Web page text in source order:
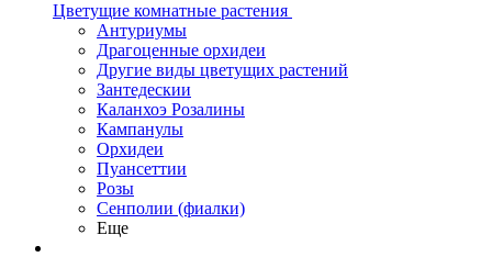
Цветущие комнатные растения
Антуриумы
Драгоценные орхидеи
Другие виды цветущих растений
Зантедескии
Каланхоэ Розалины
Кампанулы
Орхидеи
Пуансеттии
Розы
Сенполии (фиалки)
Еще